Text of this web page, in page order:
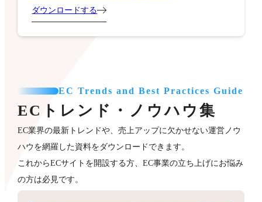
ダウンロードする
EC Trends and Best Practices Guide
ECトレンド・ノウハウ集
EC業界の最新トレンドや、売上アップに欠かせない運営ノウ
ハウを網羅した資料をダウンロードできます。
これからECサイトを開設する方、EC事業の立ち上げにお悩み
の方は必見です。